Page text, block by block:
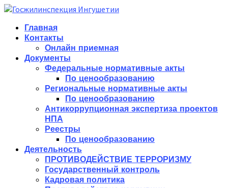
Главная
Контакты
Онлайн приемная
Документы
Федеральные нормативные акты
По ценообразованию
Региональные нормативные акты
По ценообразованию
Антикоррупционная экспертиза проектов
НПА
Реестры
По ценообразованию
Деятельность
ПРОТИВОДЕЙСТВИЕ ТЕРРОРИЗМУ
Государственный контроль
Кадровая политика